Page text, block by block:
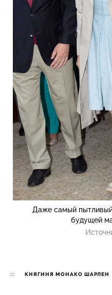
Даже самый
будущей
КНЯГИНЯ МОНАКО ШАРЛЕН